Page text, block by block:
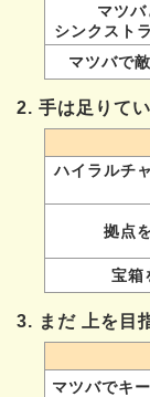
マツ
シンクスト
マツバで
2. 手は足りて
ハイラルチ
拠点
宝箱
3. まだ 上を目
マツバでキ